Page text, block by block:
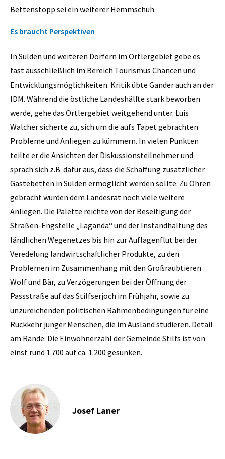
Bettenstopp sei ein weiterer Hemmschuh.
Es braucht Perspektiven
In Sulden und weiteren Dörfern im Ortlergebiet gebe es
fast ausschließlich im Bereich Tourismus Chancen und
Entwicklungsmöglichkeiten. Kritik übte Gander auch an der
IDM. Während die östliche Landeshälfte stark beworben
werde, gehe das Ortlergebiet weitgehend unter. Luis
Walcher sicherte zu, sich um die aufs Tapet gebrachten
Probleme und Anliegen zu kümmern. In vielen Punkten
teilte er die Ansichten der Diskussionsteilnehmer und
sprach sich z.B. dafür aus, dass die Schaffung zusätzlicher
Gästebetten in Sulden ermöglicht werden sollte. Zu Ohren
gebracht wurden dem Landesrat noch viele weitere
Anliegen. Die Palette reichte von der Beseitigung der
Straßen-Engstelle „Laganda“ und der Instandhaltung des
ländlichen Wegenetzes bis hin zur Auflagenflut bei der
Veredelung landwirtschaftlicher Produkte, zu den
Problemen im Zusammenhang mit den Großraubtieren
Wolf und Bär, zu Verzögerungen bei der Öffnung der
Passstraße auf das Stilfserjoch im Frühjahr, sowie zu
unzureichenden politischen Rahmenbedingungen für eine
Rückkehr junger Menschen, die im Ausland studieren. Detail
am Rande: Die Einwohnerzahl der Gemeinde Stilfs ist von
einst rund 1.700 auf ca. 1.200 gesunken.
Josef Laner